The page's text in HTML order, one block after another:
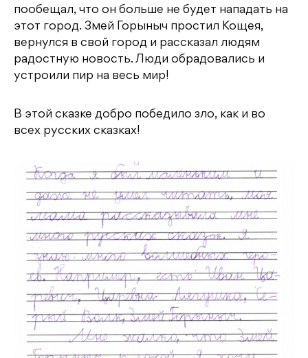
пообещал, что он больше не будет нападать на
этот город. Змей Горыныч простил Кощея,
вернулся в свой город и рассказал людям
радостную новость. Люди обрадовались и
устроили пир на весь мир!
В этой сказке добро победило зло, как и во
всех русских сказках!